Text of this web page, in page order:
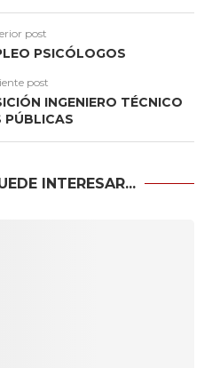
post
PSICÓLOGOS
post
INGENIERO TÉCNICO
PÚBLICAS
INTERESAR...